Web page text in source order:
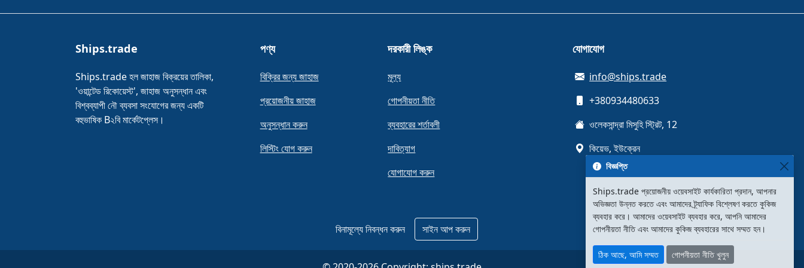
Ships.trade
Ships.trade হল জাহাজ বিক্রয়ের তালিকা,
'ওয়ান্টেড রিকোয়েস্ট', জাহাজ অনুসন্ধান এবং
বিশ্বব্যাপী নৌ ব্যবসা সংযোগের জন্য একটি
বহুভাষিক B২বি মার্কেটপ্লেস।
পণ্য
বিক্রির জন্য জাহাজ
প্রয়োজনীয় জাহাজ
অনুসন্ধান করুন
লিস্টিং যোগ করুন
দরকারী লিঙ্ক
মূল্য
গোপনীয়তা নীতি
ব্যবহারের শর্তাবলী
দাবিত্যাগ
যোগাযোগ করুন
যোগাযোগ
info@ships.trade
+380934480633
ওলেকসান্দ্রা মিসুহি স্ট্রিট, 12
কিয়েভ, ইউক্রেন
বিনামূল্যে নিবন্ধন করুন সাইন আপ করুন
বিজ্ঞপ্তি
Ships.trade প্রয়োজনীয় ওয়েবসাইট কার্যকারিতা প্রদান, আপনার
অভিজ্ঞতা উন্নত করতে এবং আমাদের ট্র্যাফিক বিশ্লেষণ করতে কুকিজ
ব্যবহার করে। আমাদের ওয়েবসাইট ব্যবহার করে, আপনি আমাদের
গোপনীয়তা নীতি এবং আমাদের কুকিজ ব্যবহারের সাথে সম্মত হন।
ঠিক আছে, আমি সম্মত গোপনীয়তা নীতি খুলুন